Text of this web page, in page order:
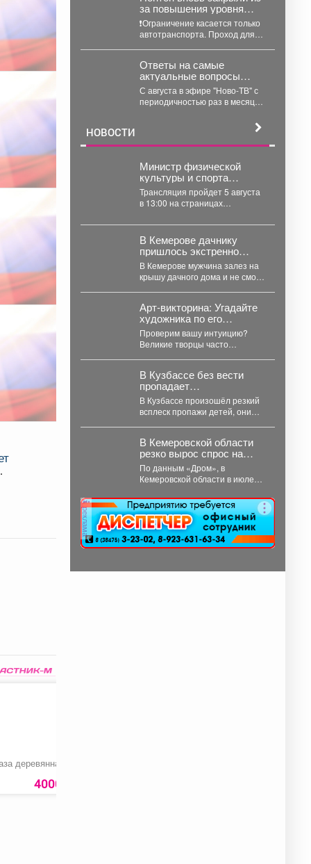
деревянная
4000 руб.
за повышения уровня
воды.
❗️Ограничение касается только
автотранспорта. Проход для
Ответы на самые
актуальные вопросы
новокузнечан и жителей
юга области.
С августа в эфире "Ново-ТВ" с
периодичностью раз в месяц
НОВОСТИ
Министр физической
культуры и спорта
Кузбасса Денис Ведягин
расскажет о развитии
спорта в регионе в
прямом эфире ЦУР.
Трансляция пройдет 5 августа
в 13:00 на страницах
«ВКонтакте» и
«Одноклассниках». ...
В Кемерове дачнику
пришлось экстренно
вызывать спасателей
после работ на участке
В Кемерове мужчина залез на
крышу дачного дома и не смог
Арт-викторина: Угадайте
художника по его
странной привычке!
Проверим вашу интуицию?
Великие творцы часто
Пишите в комментариях номер
правильного...
В Кузбассе без вести
пропадает
катастрофически много
детей – что происходит
В Кузбассе произошёл резкий
всплеск пропажи детей, они
В Кемеровской области
резко вырос спрос на
подержанные
электромобили
По данным «Дром», в
Кемеровской области в июле
электромобилей увеличился
на 233...
реклама